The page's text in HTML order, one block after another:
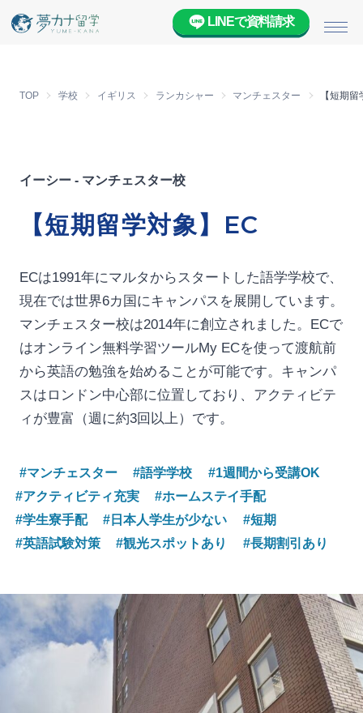
メ
LINEで資料請求
TOP 学校 イギリス ランカシャー マンチェスター 【短期
イーシー - マンチェスター校
【短期留学対象】EC
ECは1991年にマルタからスタートした語学学校で、
現在では世界6カ国にキャンパスを展開しています。
マンチェスター校は2014年に創立されました。ECで
はオンライン無料学習ツールMy ECを使って渡航前
から英語の勉強を始めることが可能です。キャンパ
スはロンドン中心部に位置しており、アクティビテ
ィが豊富（週に約3回以上）です。
#マンチェスター #語学学校
#1週間から受講OK
#アクティビティ充実
#ホームステイ手配
#学生寮手配
#日本人学生が少ない
#短期
#英語試験対策
#観光スポットあり #長期割引あり